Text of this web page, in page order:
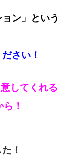
ン」という
さい！
してくれる
！
！